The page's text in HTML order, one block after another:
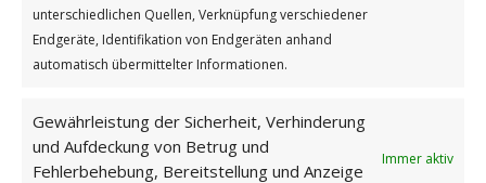
unterschiedlichen Quellen, Verknüpfung verschiedener
Endgeräte, Identifikation von Endgeräten anhand
automatisch übermittelter Informationen.
Gewährleistung der Sicherheit, Verhinderung
und Aufdeckung von Betrug und
Fehlerbehebung, Bereitstellung und Anzeige
Immer aktiv
Wie findest du diesen Beitrag?
[Total: